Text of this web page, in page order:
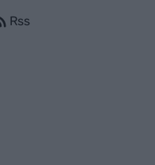
Rss